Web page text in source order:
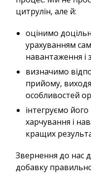
цитрулін, але й:
оцінимо
урахуванням
навантаження і
визначимо
прийому,
особливостей
інтегруємо
харчування і
кращих
Звернення до нас
добавку